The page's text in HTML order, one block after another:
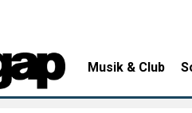
Musik & Club